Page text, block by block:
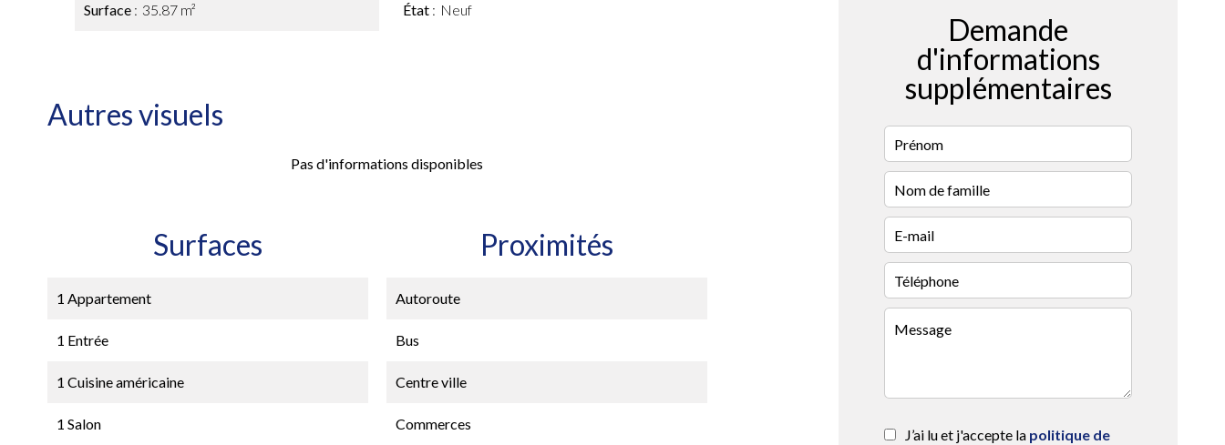
Surface 35.87 m² État Neuf
Autres visuels
Pas d'informations disponibles
Surfaces
1 Appartement
1 Entrée
1 Cuisine américaine
1 Salon
Proximités
Autoroute
Bus
Centre ville
Commerces
Demande
d'informations
supplémentaires
J’ai lu et j'accepte la politique de